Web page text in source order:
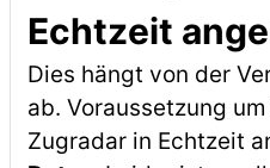
Echtzeit
Dies hängt von der
ab. Voraussetzung
Zugradar in Echtzeit